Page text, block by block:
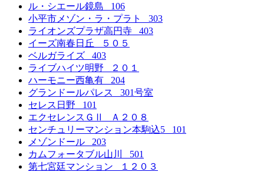
ル・シエール鏡島 106
小平市メゾン・ラ・プラト 303
ライオンズプラザ高円寺 403
イーズ南春日丘 ５０５
ベルガライズ 403
ライブハイツ明野 ２０１
ハーモニー西亀有 204
グランドールパレス 301号室
セレス日野 101
エクセレンスＧⅡ Ａ２０８
センチュリーマンション本駒込5 101
メゾンドール 203
カムフォータブル山川 501
第七宮廷マンション １２０３